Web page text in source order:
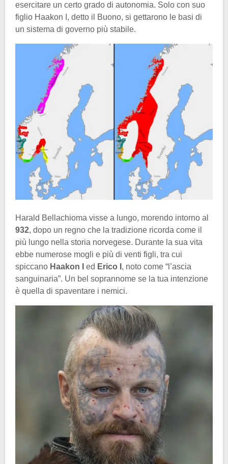
esercitare un certo grado di autonomia. Solo con suo
figlio Haakon I, detto il Buono, si gettarono le basi di
un sistema di governo più stabile.
Harald Bellachioma visse a lungo, morendo intorno al
932, dopo un regno che la tradizione ricorda come il
più lungo nella storia norvegese. Durante la sua vita
ebbe numerose mogli e più di venti figli, tra cui
spiccano Haakon I ed Erico I , noto come “l’ascia
sanguinaria”. Un bel soprannome se la tua intenzione
è quella di spaventare i nemici.